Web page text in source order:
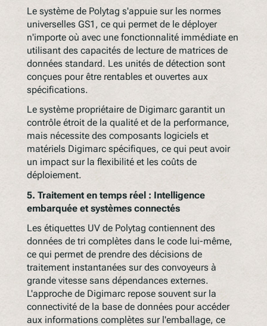
Le système de Polytag s'appuie sur les normes
universelles GS1, ce qui permet de le déployer
n'importe où avec une fonctionnalité immédiate en
utilisant des capacités de lecture de matrices de
données standard. Les unités de détection sont
conçues pour être rentables et ouvertes aux
spécifications.
Le système propriétaire de Digimarc garantit un
contrôle étroit de la qualité et de la performance,
mais nécessite des composants logiciels et
matériels Digimarc spécifiques, ce qui peut avoir
un impact sur la flexibilité et les coûts de
déploiement.
5. Traitement en temps réel : Intelligence
embarquée et systèmes connectés
Les étiquettes UV de Polytag contiennent des
données de tri complètes dans le code lui-même,
ce qui permet de prendre des décisions de
traitement instantanées sur des convoyeurs à
grande vitesse sans dépendances externes.
L'approche de Digimarc repose souvent sur la
connectivité de la base de données pour accéder
aux informations complètes sur l'emballage, ce